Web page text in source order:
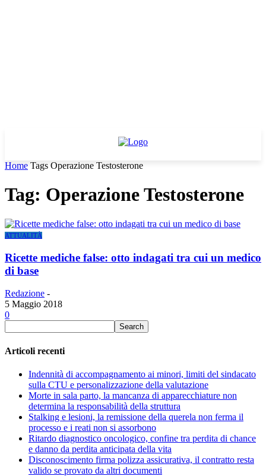
Home Tags Operazione Testosterone
Tag: Operazione Testosterone
ATTUALITÀ
Ricette mediche false: otto indagati tra cui un medico
di base
Redazione -
5 Maggio 2018
0
Articoli recenti
Indennità di accompagnamento ai minori, limiti del sindacato
sulla CTU e personalizzazione della valutazione
Morte in sala parto, la mancanza di apparecchiature non
determina la responsabilità della struttura
Stalking e lesioni, la remissione della querela non ferma il
processo e i reati non si assorbono
Ritardo diagnostico oncologico, confine tra perdita di chance
e danno da perdita anticipata della vita
Disconoscimento firma polizza assicurativa, il contratto resta
valido se provato da altri documenti